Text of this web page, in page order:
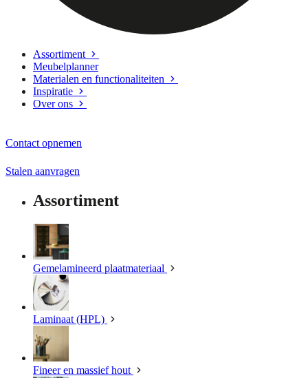
Assortiment
Meubelplanner
Materialen en functionaliteiten
Inspiratie
Over ons
Contact opnemen
Stalen aanvragen
Assortiment
Gemelamineerd plaatmateriaal
Laminaat (HPL)
Fineer en massief hout